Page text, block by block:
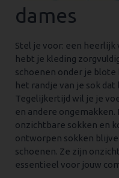
dames
Stel je voor: een
hebt je kleding
schoenen onder je
het randje van je sok
Tegelijkertijd wil je je
en andere
onzichtbare sokken en
ontworpen sokken
schoenen. Ze zijn
essentieel voor jouw